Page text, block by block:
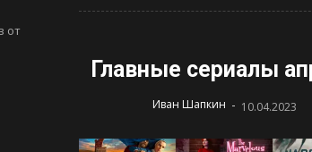
от
Главные сериалы
Иван Шапкин - 10.04.2023